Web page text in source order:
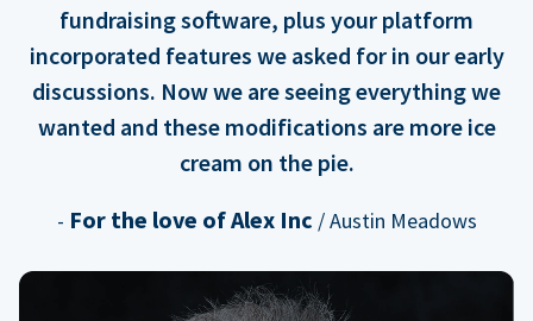
fundraising software, plus your platform
incorporated features we asked for in our early
discussions. Now we are seeing everything we
wanted and these modifications are more ice
cream on the pie.
- For the love of Alex Inc / Austin Meadows